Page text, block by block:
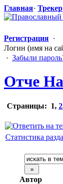
Главная· Трекер
Регистрация ·
Логин (имя на
· Забыли
Отче
Страницы: 1, 2
Статистика
Автор